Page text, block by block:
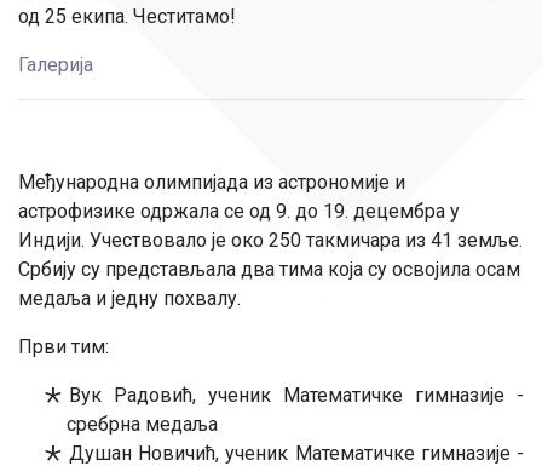
од 25 екипа. Честитамо!
Галерија
Међународна олимпијада из астрономије и
астрофизике одржала се од 9. до 19. децембра у
Индији. Учествовало је око 250 такмичара из 41 земље.
Србију су представљала два тима која су освојила осам
медаља и једну похвалу.
Први тим:
Вук Радовић, ученик Математичке гимназије -
сребрна медаља
Душан Новичић, ученик Математичке гимназије -